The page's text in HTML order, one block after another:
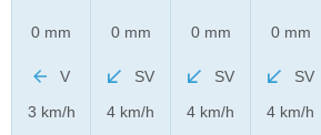
0 mm
V
3 km/h
0 mm
SV
4 km/h
0 mm
SV
4 km/h
0 mm
SV
4 km/h